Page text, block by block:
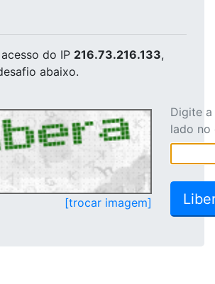
do IP 216.73.216.133,
abaixo.
[trocar imagem]
Digite
lado no